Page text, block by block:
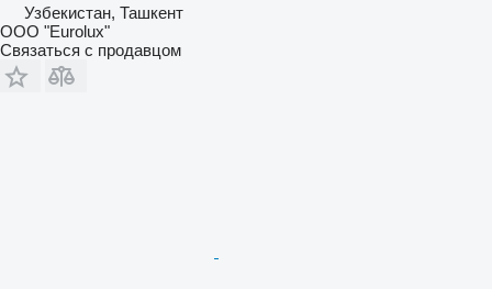
Узбекистан, Ташкент
ООО "Eurolux"
Связаться с продавцом